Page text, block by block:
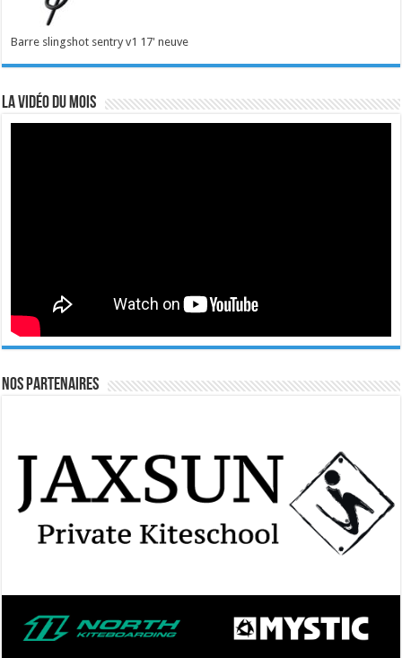
Barre slingshot sentry v1 17' neuve
La vidéo du mois
Nos Partenaires